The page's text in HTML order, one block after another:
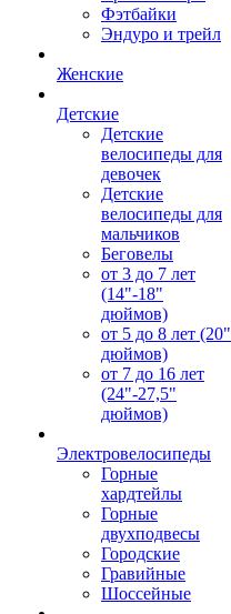
Фэтбайки
Эндуро и трейл
Женские
Детские
Детские
велосипеды для
девочек
Детские
велосипеды для
мальчиков
Беговелы
от 3 до 7 лет
(14"-18"
дюймов)
от 5 до 8 лет (20"
дюймов)
от 7 до 16 лет
(24"-27,5"
дюймов)
Электровелосипеды
Горные
хардтейлы
Горные
двухподвесы
Городские
Гравийные
Шоссейные